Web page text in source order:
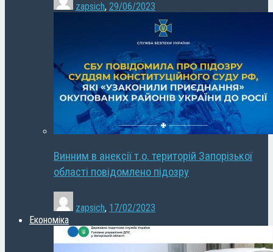
zapsich, 29/06/2023
Винним в анексії т.о. територій Запорізької
області повідомлено підозру
zapsich, 17/02/2023
Економіка